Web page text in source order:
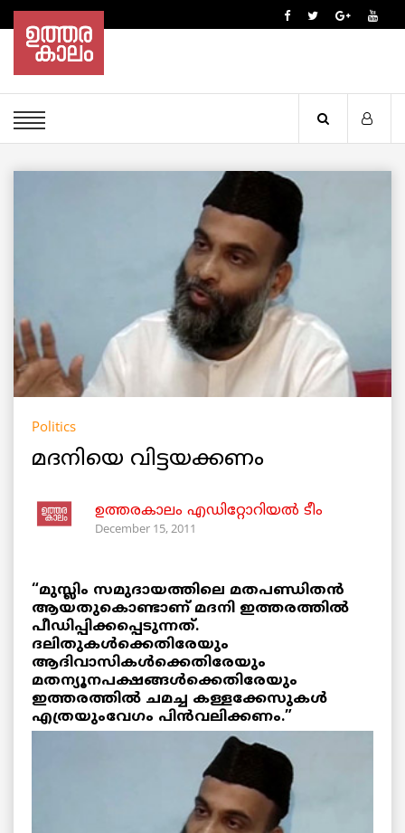
Politics
മദനിയെ വിട്ടയക്കണം
ഉത്തരകാലം എഡിറ്റോറിയല്‍ ടീം
December 15, 2011
“മുസ്ലിം സമുദായത്തിലെ മതപണ്ഡിതന്‍
ആയതുകൊണ്ടാണ്‌ മദനി ഇത്തരത്തില്‍
പീഡിപ്പിക്കപ്പെടുന്നത്‌.
ദലിതുകള്‍ക്കെതിരേയും
ആദിവാസികള്‍ക്കെതിരേയും
മതന്യൂനപക്ഷങ്ങള്‍ക്കെതിരേയും
ഇത്തരത്തില്‍ ചമച്ച കള്ളക്കേസുകള്‍
എത്രയുംവേഗം പിന്‍വലിക്കണം.”